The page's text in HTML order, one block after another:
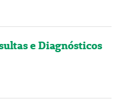
e Diagnósticos